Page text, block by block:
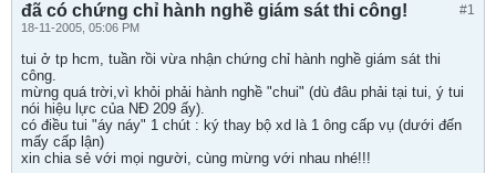
#1
đã có chứng chỉ hành nghề giám sát thi công!
18-11-2005, 05:06 PM
tui ở tp hcm, tuần rồi vừa nhận chứng chỉ hành nghề giám sát thi
công.
mừng quá trời,vì khỏi phải hành nghề "chui" (dù đâu phải tại tui, ý tui
nói hiệu lực của NĐ 209 ấy).
có điều tui "áy náy" 1 chút : ký thay bộ xd là 1 ông cấp vụ (dưới đến
mấy cấp lận)
xin chia sẻ với mọi người, cùng mừng với nhau nhé!!!